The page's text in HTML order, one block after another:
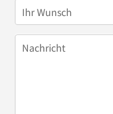
Ihr Wunsch
Nachricht